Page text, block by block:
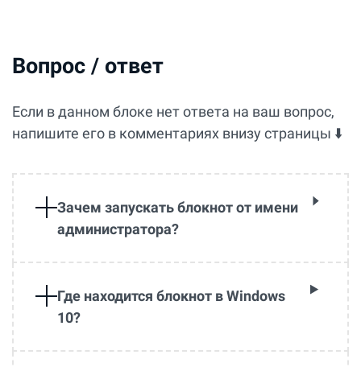
Вопрос / ответ
Если в данном блоке нет ответа на ваш вопрос,
напишите его в комментариях внизу страницы ⬇️
Зачем запускать блокнот от имени
администратора?
Где находится блокнот в Windows
10?